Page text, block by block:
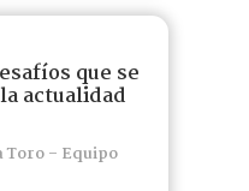
que se
actualidad
Toro - Equipo